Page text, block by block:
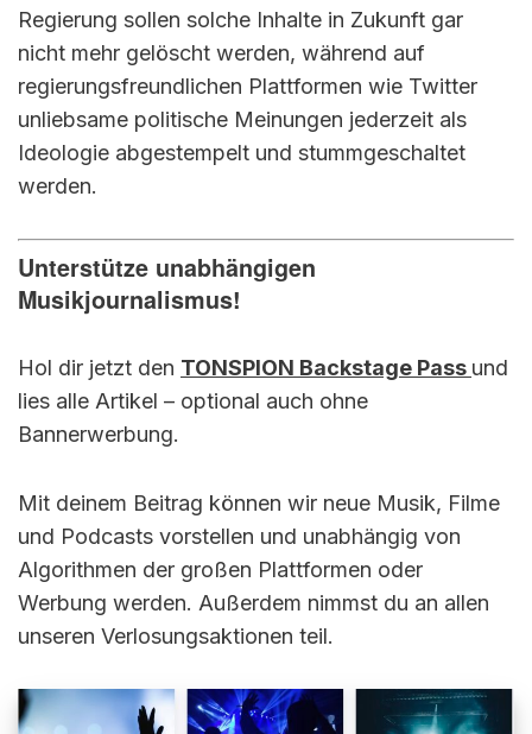
Regierung sollen solche Inhalte in Zukunft gar
nicht mehr gelöscht werden, während auf
regierungsfreundlichen Plattformen wie Twitter
unliebsame politische Meinungen jederzeit als
Ideologie abgestempelt und stummgeschaltet
werden.
Unterstütze unabhängigen
Musikjournalismus!
Hol dir jetzt den TONSPION Backstage Pass und
lies alle Artikel – optional auch ohne
Bannerwerbung.
Mit deinem Beitrag können wir neue Musik, Filme
und Podcasts vorstellen und unabhängig von
Algorithmen der großen Plattformen oder
Werbung werden. Außerdem nimmst du an allen
unseren Verlosungsaktionen teil.